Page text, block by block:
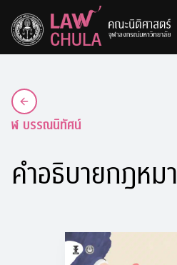
content
ฬ บรรณนิทัศน์
คำอธิบายกฎหม